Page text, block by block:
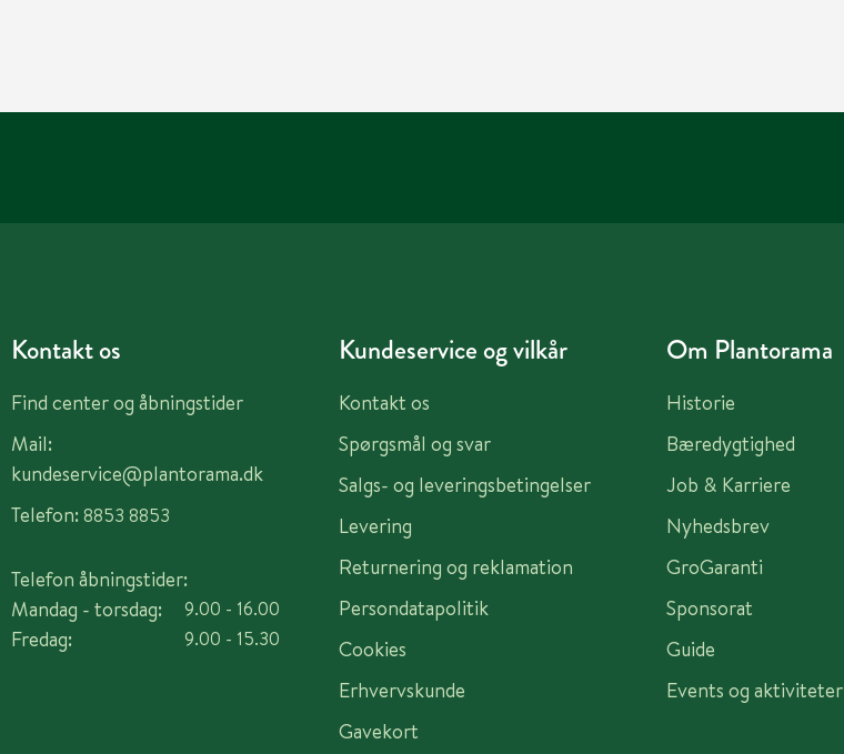
Kontakt os
Find center og åbningstider
Mail:
kundeservice@plantorama.dk
Telefon: 8853 8853
Telefon åbningstider:
Mandag - torsdag:
Fredag:
9.00 - 16.00
9.00 - 15.30
Kundeservice og vilkår
Kontakt os
Spørgsmål og svar
Salgs- og leveringsbetingelser
Levering
Returnering og reklamation
Persondatapolitik
Cookies
Erhvervskunde
Gavekort
Om Plantorama
Historie
Bæredygtighed
Job & Karriere
Nyhedsbrev
GroGaranti
Sponsorat
Guide
Events og aktiviteter